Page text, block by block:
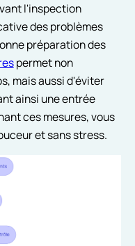
l'inspection
des problèmes
préparation des
permet non
mais aussi d'éviter
ainsi une entrée
ces mesures, vous
et sans stress.